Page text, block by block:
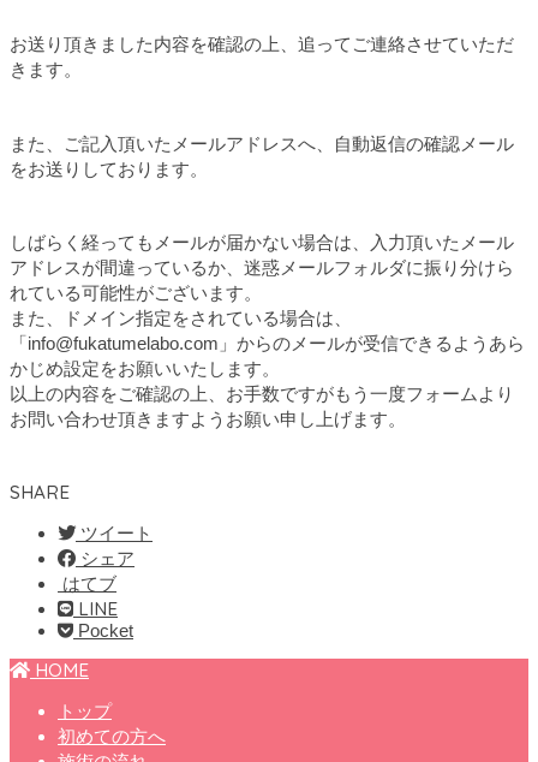
お送り頂きました内容を確認の上、追ってご連絡させていただ
きます。
また、ご記入頂いたメールアドレスへ、自動返信の確認メール
をお送りしております。
しばらく経ってもメールが届かない場合は、入力頂いたメール
アドレスが間違っているか、迷惑メールフォルダに振り分けら
れている可能性がございます。
また、ドメイン指定をされている場合は、
「info@fukatumelabo.com」からのメールが受信できるようあら
かじめ設定をお願いいたします。
以上の内容をご確認の上、お手数ですがもう一度フォームより
お問い合わせ頂きますようお願い申し上げます。
SHARE
ツイート
シェア
はてブ
LINE
Pocket
HOME
トップ
初めての方へ